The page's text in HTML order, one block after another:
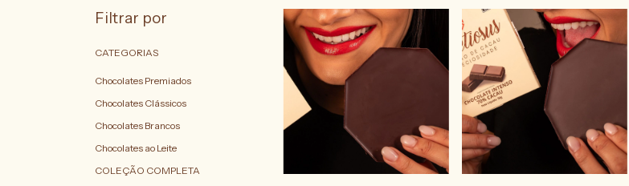
Filtrar por
CATEGORIAS
Chocolates Premiados
Chocolates Clássicos
Chocolates Brancos
Chocolates ao Leite
COLEÇÃO COMPLETA